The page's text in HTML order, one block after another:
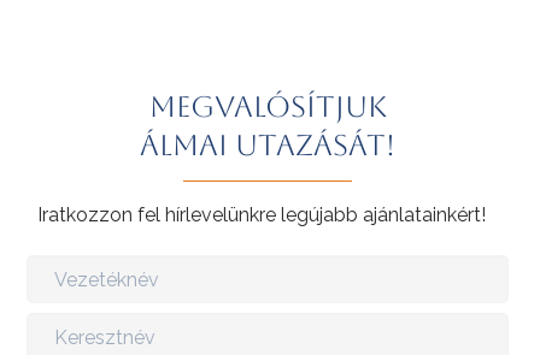
Megvalósítjuk
álmai utazását!
Iratkozzon fel hírlevelünkre legújabb ajánlatainkért!